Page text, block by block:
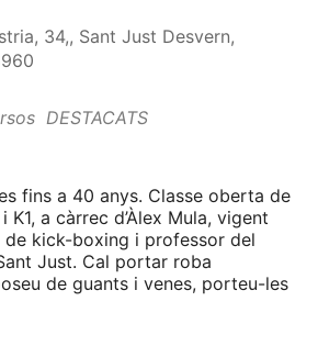
34,, Sant Just Desvern,
DESTACATS
fins a 40 anys. Classe oberta de
a càrrec d’Àlex Mula, vigent
de kick-boxing i professor del
Just. Cal portar roba
de guants i venes, porteu-les